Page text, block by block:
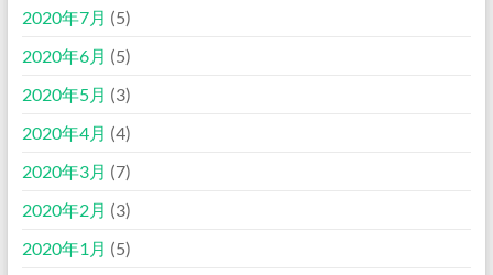
2020年7月 (5)
2020年6月 (5)
2020年5月 (3)
2020年4月 (4)
2020年3月 (7)
2020年2月 (3)
2020年1月 (5)